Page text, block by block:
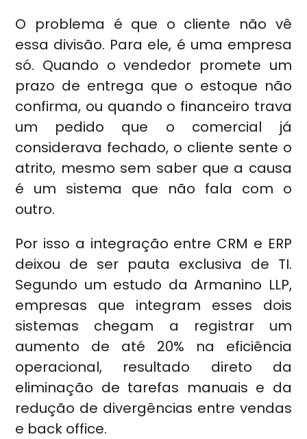
O problema é que o cliente não vê
essa divisão. Para ele, é uma empresa
só. Quando o vendedor promete um
prazo de entrega que o estoque não
confirma, ou quando o financeiro trava
um pedido que o comercial já
considerava fechado, o cliente sente o
atrito, mesmo sem saber que a causa
é um sistema que não fala com o
outro.
Por isso a integração entre CRM e ERP
deixou de ser pauta exclusiva de TI.
Segundo um estudo da Armanino LLP,
empresas que integram esses dois
sistemas chegam a registrar um
aumento de até 20% na eficiência
operacional, resultado direto da
eliminação de tarefas manuais e da
redução de divergências entre vendas
e back office.